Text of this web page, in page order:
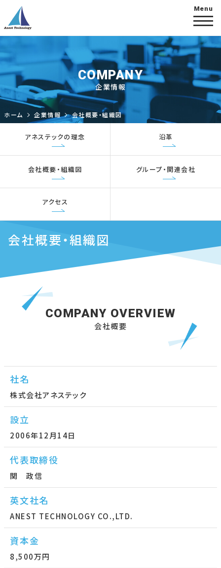
COMPANY
企業情報
ホーム 企業情報 会社概要・組織図
アネステックの理念 沿革
会社概要・組織図 グループ・関連会社
アクセス
会社概要・組織図
会社概要
社名
株式会社アネステック
設立
2006年12月14日
代表取締役
関 政信
英文社名
ANEST TECHNOLOGY CO.,LTD.
資本金
8,500万円